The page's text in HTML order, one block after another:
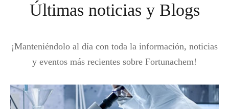
Últimas noticias y Blogs
¡Manteniéndolo al día con toda la información, noticias
y eventos más recientes sobre Fortunachem!